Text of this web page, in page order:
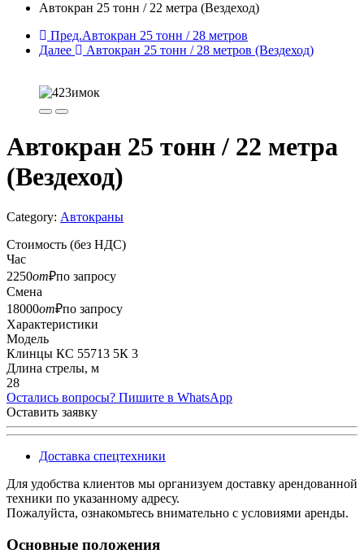
Автокран 25 тонн / 22 метра (Вездеход)
Пред.Автокран 25 тонн / 28 метров
Далее
Автокран 25 тонн / 28 метров (Вездеход)
Автокран 25 тонн / 22 метра
(Вездеход)
Category: Автокраны
Стоимость (без НДС)
Час
2250от₽по запросу
Смена
18000от₽по запросу
Характеристики
Модель
Клинцы КС 55713 5К 3
Длина стрелы, м
28
Остались вопросы? Пишите в WhatsApp
Оставить заявку
Доставка спецтехники
Для удобства клиентов мы организуем доставку арендованной
техники по указанному адресу.
Пожалуйста, ознакомьтесь внимательно с условиями аренды.
Основные положения